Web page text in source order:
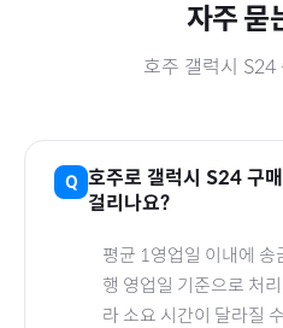
자주 묻
호주 갤럭시 S24
호주로 갤럭시 S24구
걸리나요?
평균 1영업일 이내에 송
행 영업일 기준으로 처
라 소요 시간이 달라질